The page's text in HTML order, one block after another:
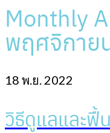
Monthly
พฤศจิกาย
18 พ.ย. 2022
วิธีดูแลและฟื้